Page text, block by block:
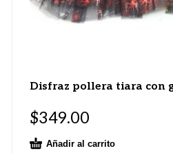
Disfraz pollera tiara con
$349.00
Añadir al carrito